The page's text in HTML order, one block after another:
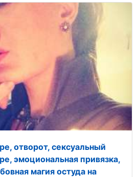
отворот, сексуальный
эмоциональная привязка,
магия остуда на